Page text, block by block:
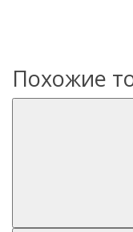
Похожие